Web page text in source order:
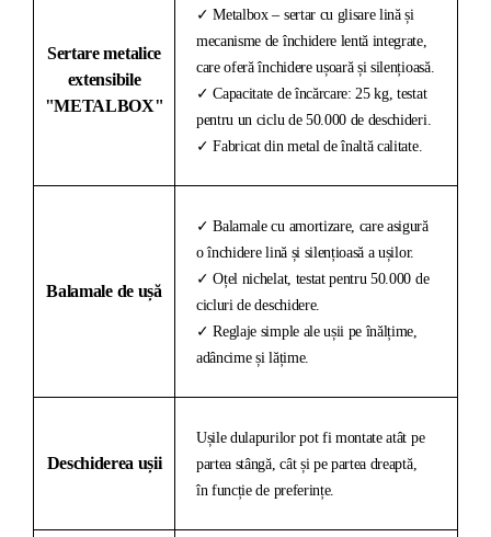
Sertare metalice
extensibile
"METALBOX"
✓ Metalbox – sertar cu glisare lină și
mecanisme de închidere lentă integrate,
care oferă închidere ușoară și silențioasă.
✓ Capacitate de încărcare: 25 kg, testat
pentru un ciclu de 50.000 de deschideri.
✓ Fabricat din metal de înaltă calitate.
Balamale de ușă
✓ Balamale cu amortizare, care asigură
o închidere lină și silențioasă a ușilor.
✓ Oțel nichelat, testat pentru 50.000 de
cicluri de deschidere.
✓ Reglaje simple ale ușii pe înălțime,
adâncime și lățime.
Deschiderea ușii
Ușile dulapurilor pot fi montate atât pe
partea stângă, cât și pe partea dreaptă,
în funcție de preferințe.